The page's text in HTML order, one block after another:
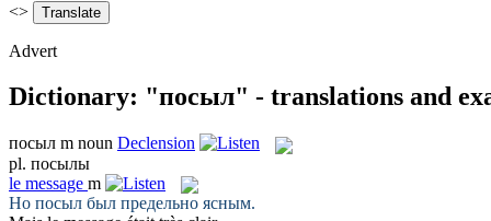
<>
Advert
Dictionary: "посыл" - translations and
посыл m noun Declension
pl. посылы
le message m
Но посыл был предельно ясным.